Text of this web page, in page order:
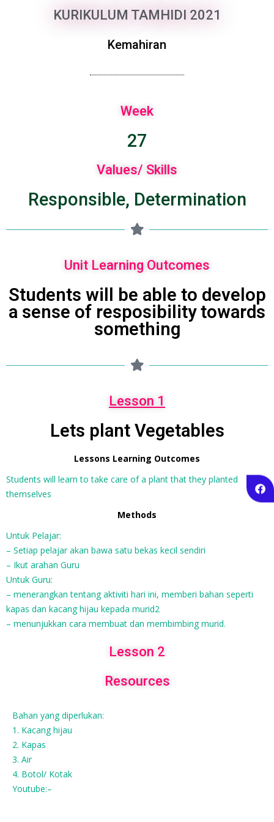
KURIKULUM TAMHIDI 2021
Kemahiran
Week
27
Values/ Skills
Responsible, Determination
Unit Learning Outcomes
Students will be able to develop
a sense of resposibility towards
something
Lesson 1
Lets plant Vegetables
Lessons Learning Outcomes
Students will learn to take care of a plant that they planted
themselves
Methods
Untuk Pelajar:
– Setiap pelajar akan bawa satu bekas kecil sendiri
– Ikut arahan Guru
Untuk Guru:
– menerangkan tentang aktiviti hari ini, memberi bahan seperti
kapas dan kacang hijau kepada murid2
– menunjukkan cara membuat dan membimbing murid.
Lesson 2
Resources
Bahan yang diperlukan:
1. Kacang hijau
2. Kapas
3. Air
4. Botol/ Kotak
Youtube:–